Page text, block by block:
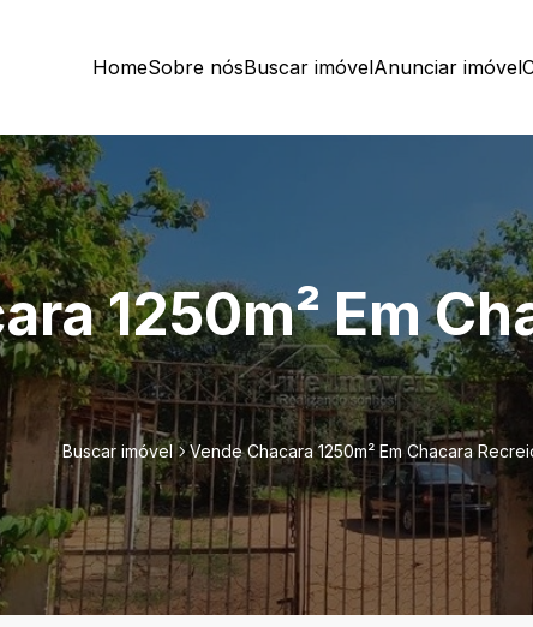
HomeSobre nósBuscar imóvelAnunciar imóvel
1250m² Em
Buscar imóvel Vende Chacara 1250m² Em Chacara